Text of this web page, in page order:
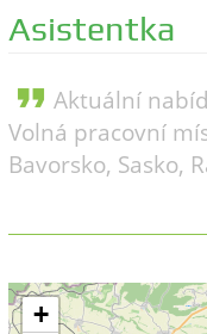
Asistentka
format_quote Aktuální
Volná pracovní
Bavorsko, Sasko,
+